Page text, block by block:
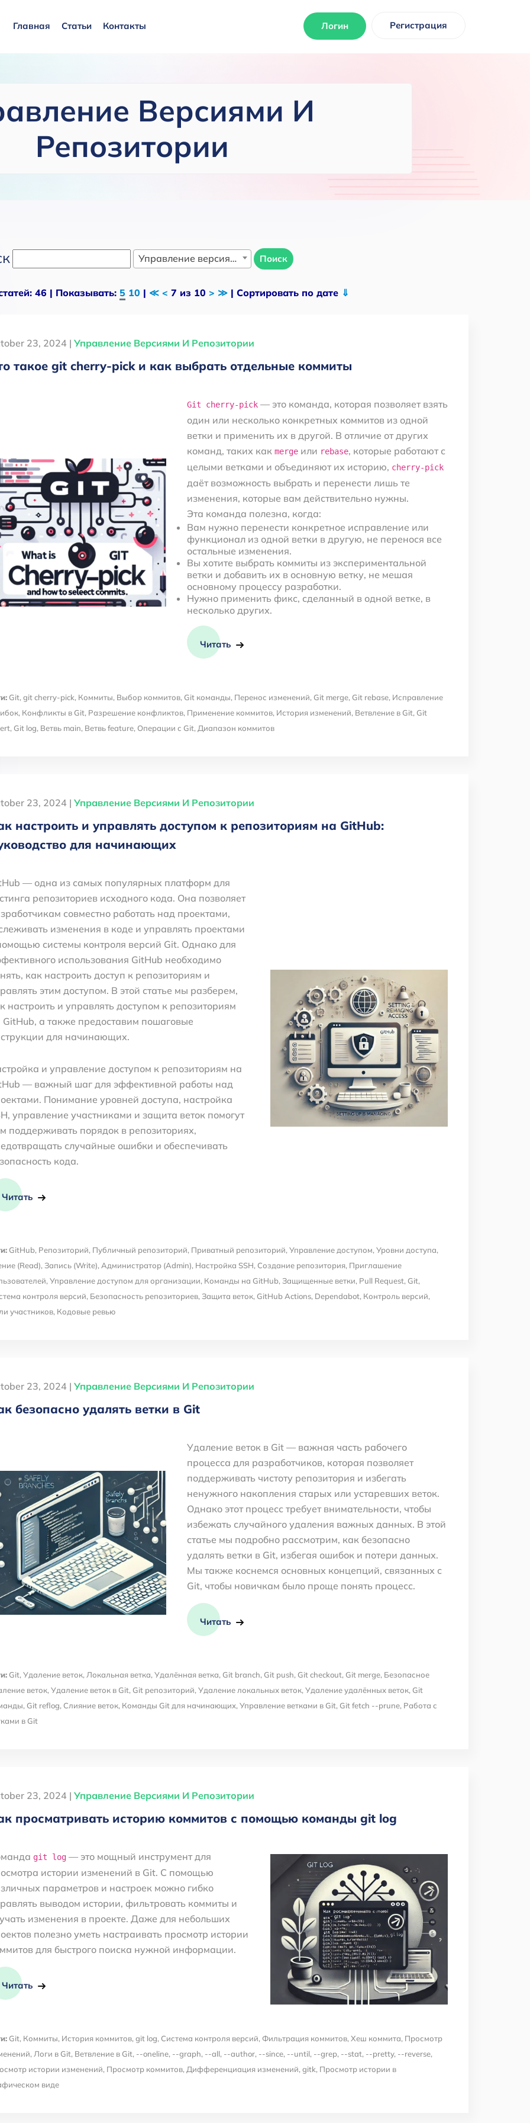
Главная Статьи Контакты Логин Регистрация
Версиями И
Репозитории
Управление версиями и репозитории Поиск
46 | Показывать: 5 10 | ≪ < 7 из 10 > ≫ | Сортировать по дате ⇓
23, 2024 | Управление Версиями И Репозитории
такое git cherry-pick и как выбрать отдельные коммиты
Git cherry-pick — это команда, которая позволяет взять
один или несколько конкретных коммитов из одной
ветки и применить их в другой. В отличие от других
команд, таких как merge или rebase, которые работают с
целыми ветками и объединяют их историю, cherry-pick
даёт возможность выбрать и перенести лишь те
изменения, которые вам действительно нужны.
Эта команда полезна, когда:
Вам нужно перенести конкретное исправление или
функционал из одной ветки в другую, не перенося все
остальные изменения.
Вы хотите выбрать коммиты из экспериментальной
ветки и добавить их в основную ветку, не мешая
основному процессу разработки.
Нужно применить фикс, сделанный в одной ветке, в
несколько других.
Читать
Git, git cherry-pick, Коммиты, Выбор коммитов, Git команды, Перенос изменений, Git merge, Git rebase, Исправление
, Конфликты в Git, Разрешение конфликтов, Применение коммитов, История изменений, Ветвление в Git, Git
, Git log, Ветвь main, Ветвь feature, Операции с Git, Диапазон коммитов
23, 2024 | Управление Версиями И Репозитории
настроить и управлять доступом к репозиториям на GitHub:
для начинающих
— одна из самых популярных платформ для
репозиториев исходного кода. Она позволяет
совместно работать над проектами,
изменения в коде и управлять проектами
системы контроля версий Git. Однако для
использования GitHub необходимо
как настроить доступ к репозиториям и
этим доступом. В этой статье мы разберем,
настроить и управлять доступом к репозиториям
GitHub, а также предоставим пошаговые
для начинающих.
и управление доступом к репозиториям на
— важный шаг для эффективной работы над
Понимание уровней доступа, настройка
управление участниками и защита веток помогут
поддерживать порядок в репозиториях,
случайные ошибки и обеспечивать
кода.
Читать
GitHub, Репозиторий, Публичный репозиторий, Приватный репозиторий, Управление доступом, Уровни доступа,
(Read), Запись (Write), Администратор (Admin), Настройка SSH, Создание репозитория, Приглашение
, Управление доступом для организации, Команды на GitHub, Защищенные ветки, Pull Request, Git,
контроля версий, Безопасность репозиториев, Защита веток, GitHub Actions, Dependabot, Контроль версий,
участников, Кодовые ревью
23, 2024 | Управление Версиями И Репозитории
безопасно удалять ветки в Git
Удаление веток в Git — важная часть рабочего
процесса для разработчиков, которая позволяет
поддерживать чистоту репозитория и избегать
ненужного накопления старых или устаревших веток.
Однако этот процесс требует внимательности, чтобы
избежать случайного удаления важных данных. В этой
статье мы подробно рассмотрим, как безопасно
удалять ветки в Git, избегая ошибок и потери данных.
Мы также коснемся основных концепций, связанных с
Git, чтобы новичкам было проще понять процесс.
Читать
Git, Удаление веток, Локальная ветка, Удалённая ветка, Git branch, Git push, Git checkout, Git merge, Безопасное
веток, Удаление веток в Git, Git репозиторий, Удаление локальных веток, Удаление удалённых веток, Git
, Git reflog, Слияние веток, Команды Git для начинающих, Управление ветками в Git, Git fetch --prune, Работа с
в Git
23, 2024 | Управление Версиями И Репозитории
просматривать историю коммитов с помощью команды git log
git log — это мощный инструмент для
истории изменений в Git. С помощью
параметров и настроек можно гибко
выводом истории, фильтровать коммиты и
изменения в проекте. Даже для небольших
полезно уметь настраивать просмотр истории
для быстрого поиска нужной информации.
Читать
Git, Коммиты, История коммитов, git log, Система контроля версий, Фильтрация коммитов, Хеш коммита, Просмотр
, Логи в Git, Ветвление в Git, --oneline, --graph, --all, --author, --since, --until, --grep, --stat, --pretty, --reverse,
истории изменений, Просмотр коммитов, Дифференциация изменений, gitk, Просмотр истории в
виде